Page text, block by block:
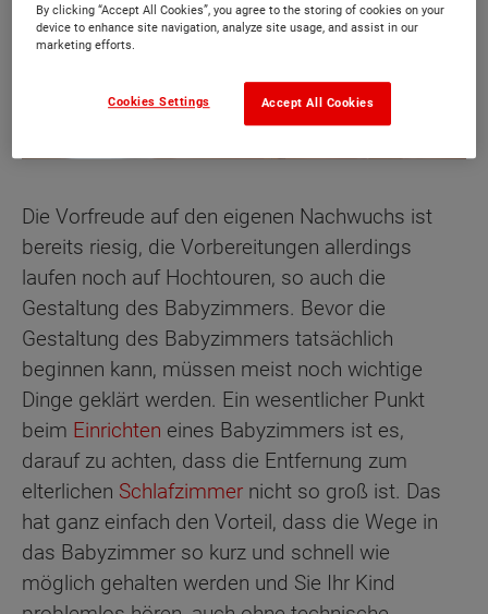
Die Vorfreude auf den eigenen Nachwuchs ist
bereits riesig, die Vorbereitungen allerdings
laufen noch auf Hochtouren, so auch die
Gestaltung des Babyzimmers. Bevor die
Gestaltung des Babyzimmers tatsächlich
beginnen kann, müssen meist noch wichtige
Dinge geklärt werden. Ein wesentlicher Punkt
beim Einrichten eines Babyzimmers ist es,
darauf zu achten, dass die Entfernung zum
elterlichen Schlafzimmer nicht so groß ist. Das
hat ganz einfach den Vorteil, dass die Wege in
das Babyzimmer so kurz und schnell wie
möglich gehalten werden und Sie Ihr Kind
By clicking “Accept All Cookies”, you agree to the storing of cookies on your
device to enhance site navigation, analyze site usage, and assist in our
marketing efforts.
Accept All Cookies
Cookies Settings